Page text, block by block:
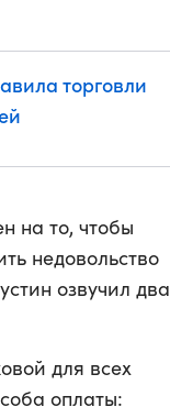
торговли
на то, чтобы
недовольство
озвучил два
для всех
оплаты: